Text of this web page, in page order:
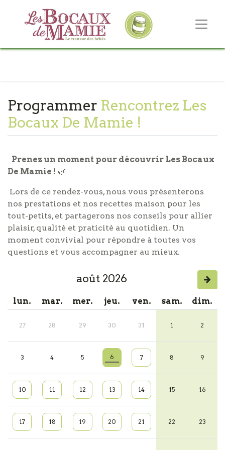
Programmer Rencontrez Les
Bocaux De Mamie !
Prenez un moment pour découvrir Les Bocaux
De Mamie ! 🌿
Lors de ce rendez-vous, nous vous présenterons
nos prestations et nos recettes maison pour les
tout-petits, et partagerons nos conseils pour allier
plaisir, qualité et praticité au quotidien. Un
moment convivial pour répondre à toutes vos
questions et vous accompagner au mieux.
août 2026
lun. mar. mer. jeu. ven. sam. dim.
27 28 29 30 31 1 2
3 4 5 6 7 8 9
10 11 12 13 14 15 16
17 18 19 20 21 22 23